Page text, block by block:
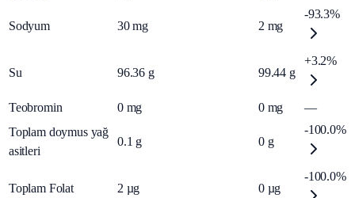
Sodyum 30 mg 2 mg
-93.3%
Su 96.36 g 99.44 g
+3.2%
Teobromin 0 mg 0 mg
—
Toplam doymus yağ
asitleri
0.1 g 0 g
-100.0%
Toplam Folat 2 µg 0 µg
-100.0%